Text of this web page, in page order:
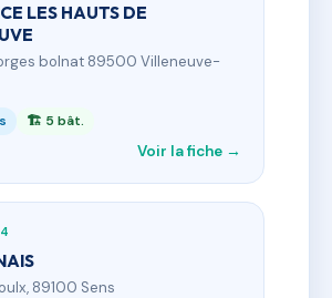
LES HAUTS DE
bolnat 89500 Villeneuve-
🏗 5 bât.
Voir la fiche →
89100 Sens